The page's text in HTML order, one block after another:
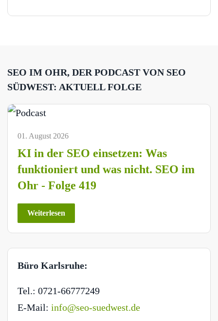
SEO IM OHR, DER PODCAST VON SEO
SÜDWEST: AKTUELL FOLGE
01. August 2026
KI in der SEO einsetzen: Was
funktioniert und was nicht. SEO im
Ohr - Folge 419
Weiterlesen
Büro Karlsruhe:
Tel.: 0721-66777249
E-Mail: info@seo-suedwest.de